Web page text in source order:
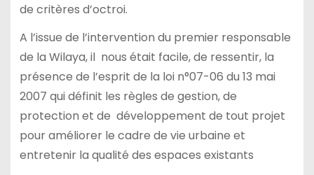
de critères d’octroi.
A l’issue de l’intervention du premier responsable
de la Wilaya, il nous était facile, de ressentir, la
présence de l’esprit de la loi n°07-06 du 13 mai
2007 qui définit les règles de gestion, de
protection et de développement de tout projet
pour améliorer le cadre de vie urbaine et
entretenir la qualité des espaces existants